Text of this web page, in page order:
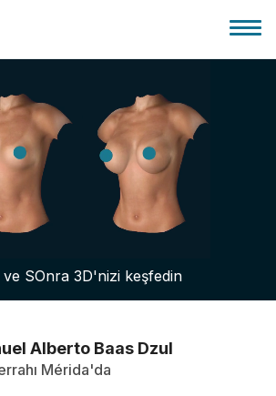
ve SOnra 3D'nizi keşfedin
Alberto Baas Dzul
Mérida'da